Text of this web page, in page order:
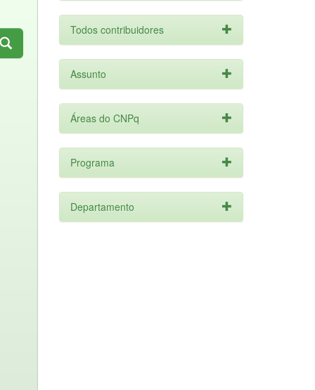
Todos contribuidores
Assunto
Áreas do CNPq
Programa
Departamento